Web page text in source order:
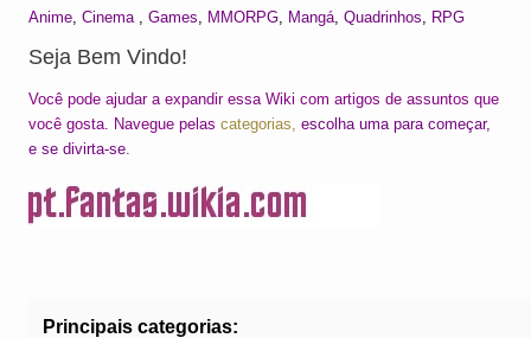
Anime Cinema Games MMORPG Mangá Quadrinhos RPG
Seja Bem Vindo!
Você pode ajudar a expandir essa Wiki com artigos de assuntos que
você gosta. Navegue pelas categorias, escolha uma para começar,
e se divirta-se
Principais categorias: